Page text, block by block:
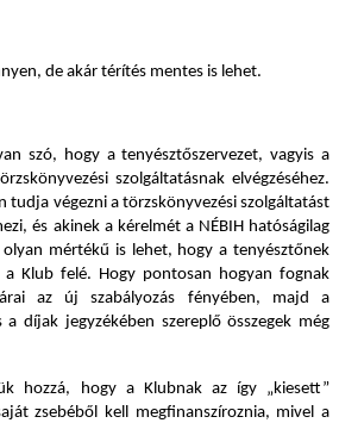
de akár térítés mentes is lehet.
szó, hogy a tenyésztőszervezet, vagyis a
szolgáltatásnak elvégzéséhez.
tudja végezni a törzskönyvezési szolgáltatást
és akinek a kérelmét a NÉBIH hatóságilag
olyan mértékű is lehet, hogy a tenyésztőnek
Klub felé. Hogy pontosan hogyan fognak
az új szabályozás fényében, majd a
a díjak jegyzékében szereplő összegek még
hozzá, hogy a Klubnak az így „kiesett”
zsebéből kell megfinanszíroznia, mivel a